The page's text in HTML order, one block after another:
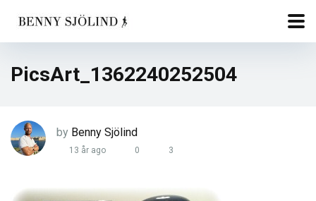
PicsArt_1362240252504
by Benny Sjölind
13 år ago 0 3